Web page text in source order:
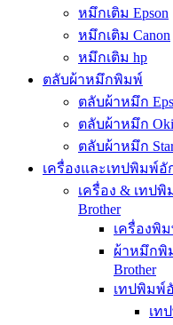
หมึกเติม Epson
หมึกเติม Canon
หมึกเติม hp
ตลับผ้าหมึกพิมพ์
ตลับผ้าหมึก
ตลับผ้าหมึก Oki
ตลับผ้าหมึก
เครื่องและเทปพิมพ์อั
เครื่อง & เทป
Brother
เครื่องพิ
ผ้าหมึกพิ
Brother
เทปพิมพ์
เท